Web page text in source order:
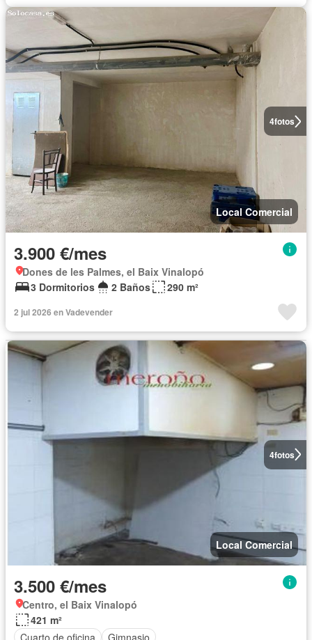
4fotos
Local Comercial
3.900 €/mes
Dones de les Palmes, el Baix Vinalopó
3 Dormitorios
2 Baños 290 m²
2 jul 2026 en Vadevender
4fotos
Local Comercial
3.500 €/mes
Centro, el Baix Vinalopó
421 m²
Cuarto de oficina
Gimnasio